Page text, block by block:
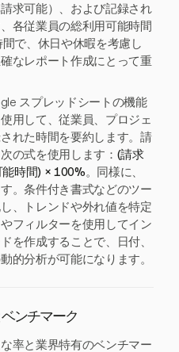
求可能）、および記録され
各従業員の総利用可能時間
で、休日や休暇を考慮し
なレポート作成にとって重
スプレッドシートの機能
用して、従業員、プロジェ
れた時間を要約します。請
の式を使用します： (請求
時間) × 100%。同様に、
。条件付き書式などのツー
、トレンドや外れ値を特定
フィルターを使用してイン
を作成することで、日付、
的分析が可能になります。
ンチマーク
率と業界特有のベンチマー